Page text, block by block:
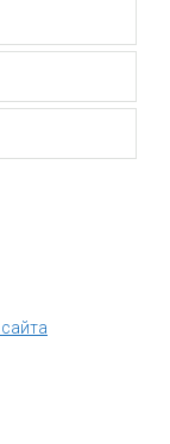
сайта